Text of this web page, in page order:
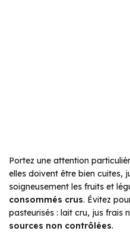
Portez une attention
elles doivent être bien cuites,
soigneusement les fruits et
consommés crus. Évitez
pasteurisés : lait cru, jus frais
sources non contrôlées.